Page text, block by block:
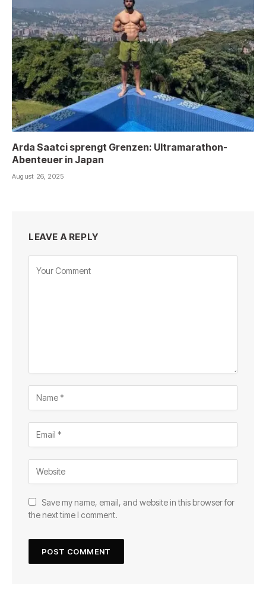
Arda Saatci sprengt Grenzen: Ultramarathon-
Abenteuer in Japan
August 26, 2025
LEAVE A REPLY
Save my name, email, and website in this browser for
the next time I comment.